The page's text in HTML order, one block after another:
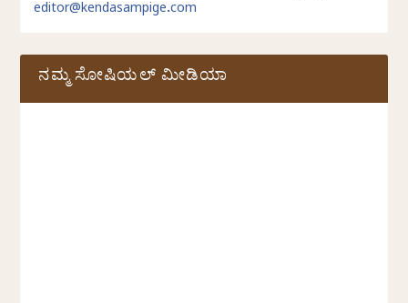
editor@kendasampige.com
ನಮ್ಮ ಸೋಷಿಯಲ್‌ ಮೀಡಿಯಾ